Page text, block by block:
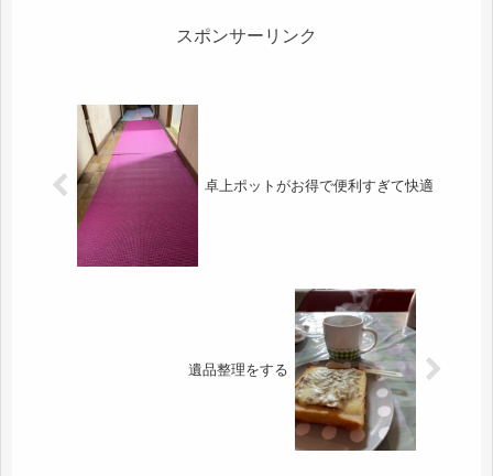
の...
スポンサーリンク
卓上ポットがお得で便利すぎて快適
遺品整理をする